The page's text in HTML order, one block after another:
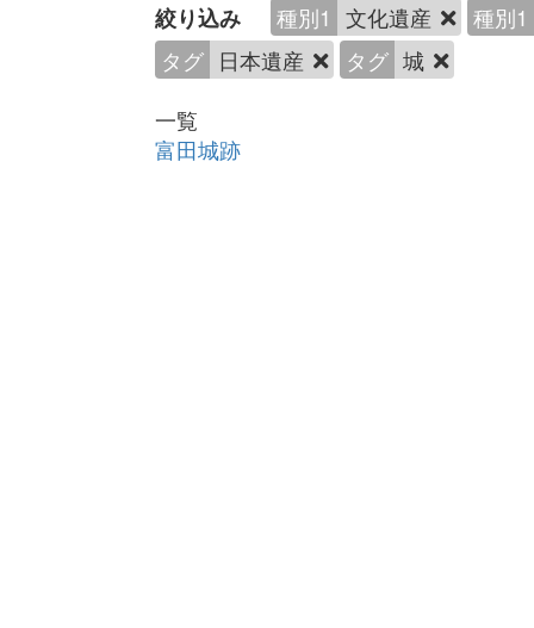
絞り込み 種別1 文化遺産
種別1
タグ 日本遺産 タグ 城
一覧
富田城跡